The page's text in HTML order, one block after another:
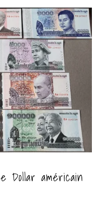
Dollar américain